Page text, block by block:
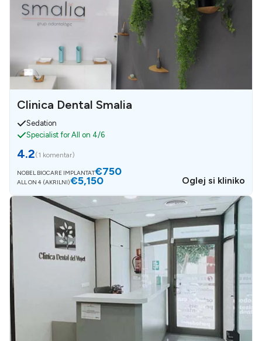
Clinica Dental Smalia
Sedation
Specialist for All on 4/6
4.2(1 komentar)
NOBEL BIOCARE IMPLANTAT€750
ALL ON 4 (AKRILNI)€5,150 Oglej si kliniko